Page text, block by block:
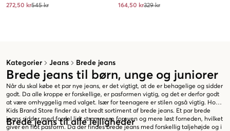
Kategorier Jeans Brede jeans
Brede jeans til børn, unge og juniorer
Når du skal købe et par nye jeans, er det vigtigt, at de er behagelige og sidder
godt. Da alle kroppe er forskellige, er pasformen vigtig, og det er derfor godt
at være omhyggelig med valget. Især for teenagere er stilen også vigtig. Hos
Kids Brand Store finder du et bredt sortiment af brede jeans. Et par brede
jeans sidder med fordel lidt strammere foroven og mere løst forneden, hvilket
giver en flot pasform. Da der findes brede jeans med forskellig taljehøjde og i
Brede jeans til alle lejligheder
272,50 kr545 kr
164,50 kr329 kr